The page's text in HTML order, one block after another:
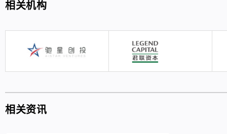
相关机构
相关资讯